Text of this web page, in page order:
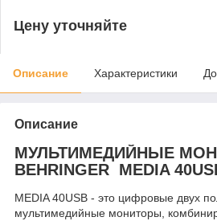
Цену уточняйте
Описание Характеристики
Описание
МУЛЬТИМЕДИЙНЫЕ
BEHRINGER MEDIA
MEDIA 40USB - это цифровые двух
мультимедийные мониторы,